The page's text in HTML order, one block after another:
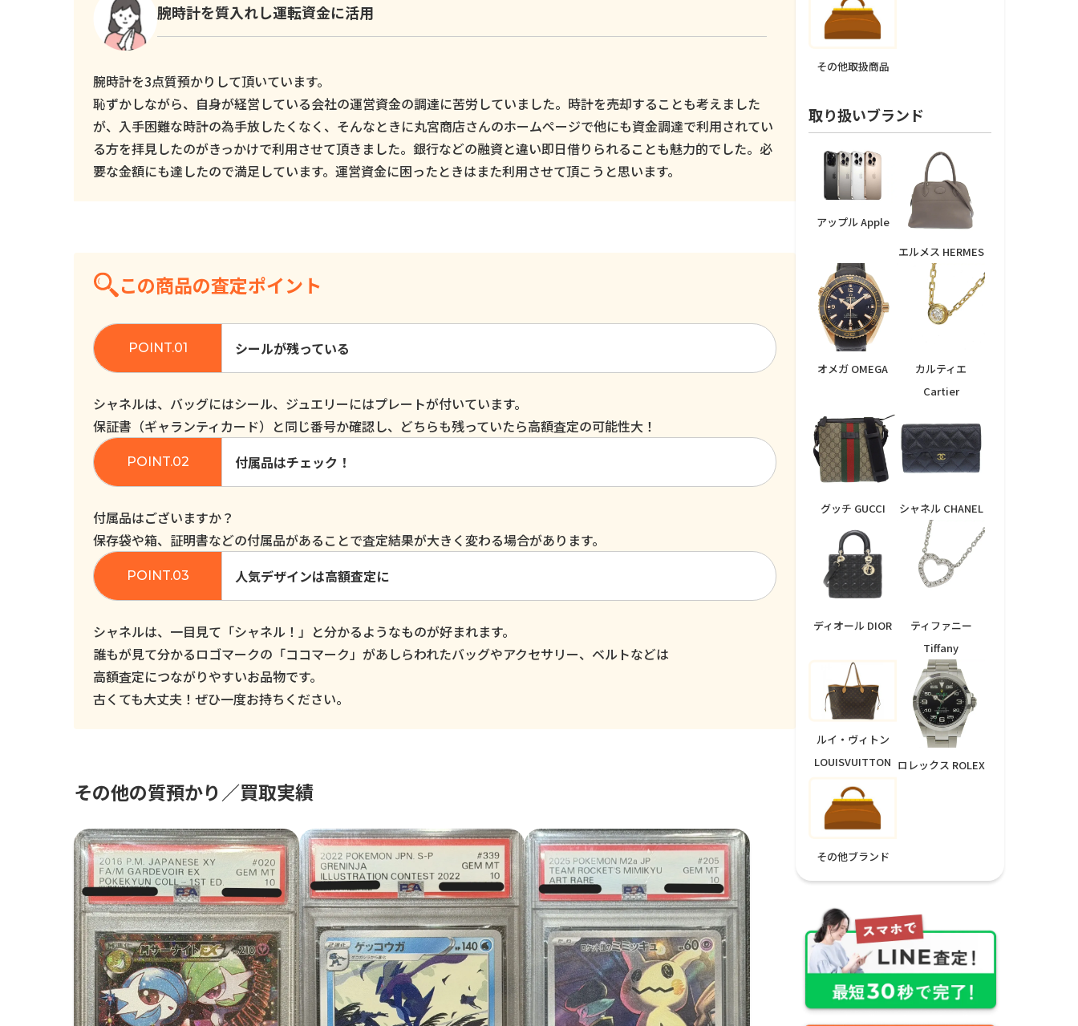
腕時計を質入れし運転資金に活用
腕時計を3点質預かりして頂いています。
恥ずかしながら、自身が経営している会社の運営資金の調達に苦労していました。時計を売却することも考えました
が、入手困難な時計の為手放したくなく、そんなときに丸宮商店さんのホームページで他にも資金調達で利用されてい
る方を拝見したのがきっかけで利用させて頂きました。銀行などの融資と違い即日借りられることも魅力的でした。必
要な金額にも達したので満足しています。運営資金に困ったときはまた利用させて頂こうと思います。
この商品の査定ポイント
シールが残っている
シャネルは、バッグにはシール、ジュエリーにはプレートが付いています。
保証書（ギャランティカード）と同じ番号か確認し、どちらも残っていたら高額査定の可能性大！
付属品はチェック！
付属品はございますか？
保存袋や箱、証明書などの付属品があることで査定結果が大きく変わる場合があります。
人気デザインは高額査定に
シャネルは、一目見て「シャネル！」と分かるようなものが好まれます。
誰もが見て分かるロゴマークの「ココマーク」があしらわれたバッグやアクセサリー、ベルトなどは
高額査定につながりやすいお品物です。
古くても大丈夫！ぜひ一度お持ちください。
その他の質預かり／買取実績
その他取扱商品
取り扱いブランド
アップル Apple
エルメス HERMES
オメガ OMEGA
カルティエ
Cartier
グッチ GUCCI シャネル CHANEL
ディオール DIOR
ティファニー
Tiffany
ルイ・ヴィトン
LOUISVUITTON ロレックス ROLEX
その他ブランド